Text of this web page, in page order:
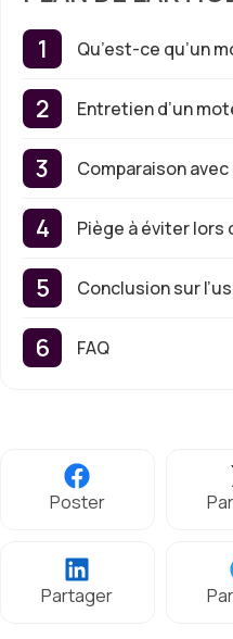
Qu’est-ce qu’un
Entretien d’un
Comparaison
Piège à éviter lors
Conclusion sur
FAQ
Poster
Partager